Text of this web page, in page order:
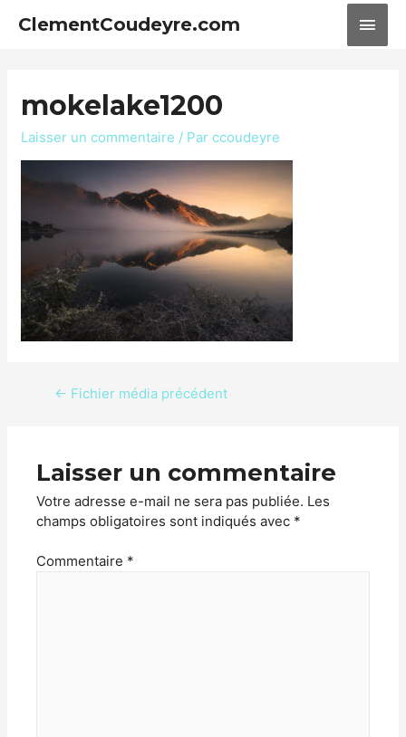
ClementCoudeyre.com
mokelake1200
Laisser un commentaire / Par ccoudeyre
← Fichier média précédent
Laisser un commentaire
Votre adresse e-mail ne sera pas publiée. Les
champs obligatoires sont indiqués avec *
Commentaire *